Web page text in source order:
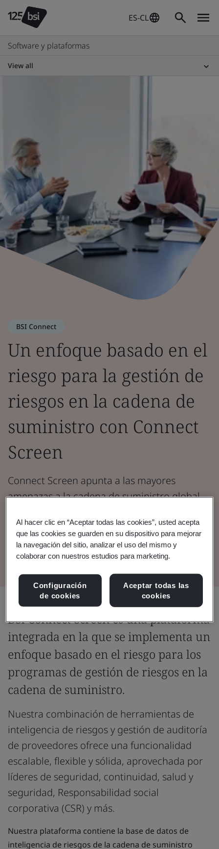
ES-CL
Software y plataformas
View all
BSI Connect
Un enfoque basado en el
riesgo para la gestión de
riesgos en la cadena de
suministro con Connect
Screen
Connect Screen apunta a las mayores
amenazas a la cadena de suministro global
confianza y desarrollar resiliencia a través de
información basada en datos.
BSI Connect Screen es una plataforma
integrada en la que se implementa un
enfoque basado en el riesgo para los
programas de gestión de riesgos en la
cadena de suministro.
Nuestra combinación de herramientas de
inteligencia de riesgos y gestión de auditoría
de proveedores ofrece una funcionalidad
escalable, flexible y sólida, aprovechada por
líderes de seguridad, continuidad, salud y
seguridad, Responsabilidad social
corporativa (CSR) y más.
Nuestra plataforma contiene la base de datos de
inteligencia de riesgos de la cadena de suministro
Al hacer clic en “Aceptar todas las cookies”, usted acepta
que las cookies se guarden en su dispositivo para mejorar
la navegación del sitio, analizar el uso del mismo y
colaborar con nuestros estudios para marketing.
Configuración
de cookies
Aceptar todas las
cookies